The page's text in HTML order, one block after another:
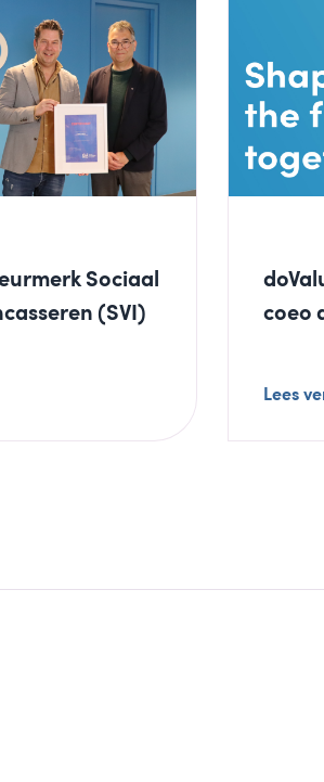
Sociaal
(SVI)
coeo
Lees